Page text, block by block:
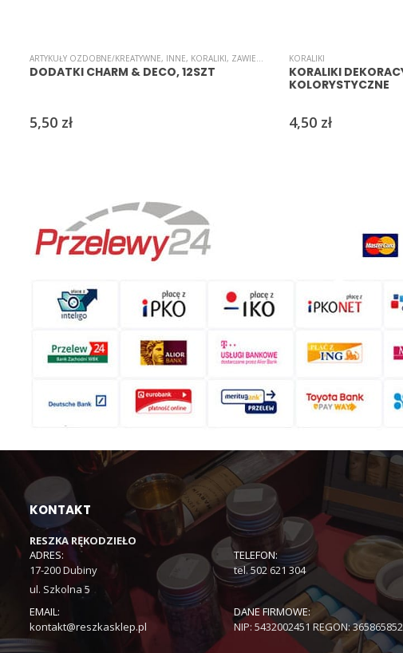
ARTYKUŁY OZDOBNE/KREATYWNE, INNE, KORALIKI, ZAWIESZKI
DODATKI CHARM & DECO, 12SZT
5,50 zł
KORALIKI
KORALIKI
KOLORYSTYCZNE
4,50 zł
KONTAKT
RESZKA RĘKODZIEŁO
ADRES:
17-200 Dubiny
ul. Szkolna 5
TELEFON:
tel. 502 621 304
EMAIL:
kontakt@reszkasklep.pl
DANE FIRMOWE:
NIP: 5432002451 REGON: 365865852